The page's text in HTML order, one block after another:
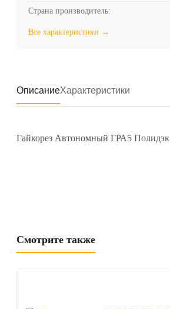
Страна производитель:
Все характеристики →
ОписаниеХарактеристики
Гайкорез Автономный ГРА5 Полидэк
Смотрите также